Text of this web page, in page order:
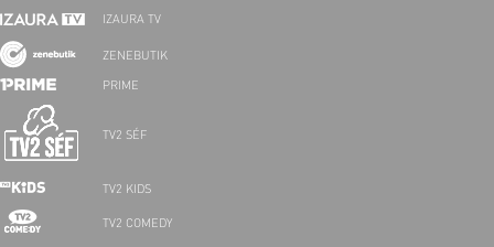
IZAURA TV
ZENEBUTIK
PRIME
TV2 SÉF
TV2 KIDS
TV2 COMEDY